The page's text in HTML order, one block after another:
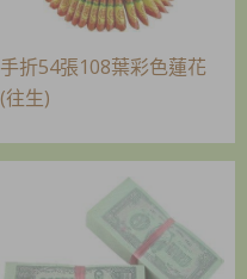
手折54張108葉彩色蓮花
(往生)